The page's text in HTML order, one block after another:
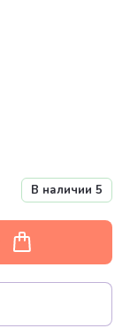
В наличии 5